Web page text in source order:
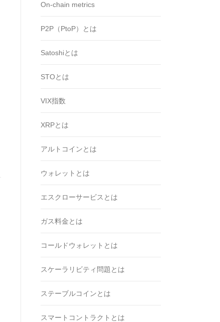
On-chain metrics
P2P（PtoP）とは
Satoshiとは
STOとは
VIX指数
XRPとは
アルトコインとは
ウォレットとは
エスクローサービスとは
ガス料金とは
コールドウォレットとは
スケーラリビティ問題とは
ステーブルコインとは
スマートコントラクトとは